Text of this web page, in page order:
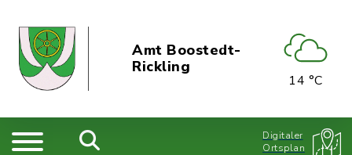
Amt Boostedt-
Rickling
14 °C
Digitaler
Ortsplan